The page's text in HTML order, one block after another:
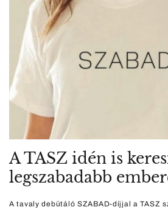
A TASZ idén is
legszabadabb
A tavaly debütáló SZABAD-díjjal a TASZ